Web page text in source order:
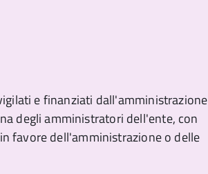
e finanziati dall'amministrazione
degli amministratori dell'ente, con
favore dell'amministrazione o delle